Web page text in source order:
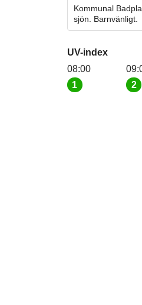
Kommunal
sjön. Barnvänligt.
UV-index
08:00
1
2